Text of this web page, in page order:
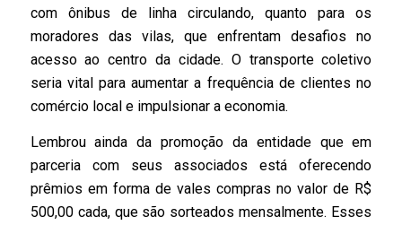
com ônibus de linha circulando, quanto para os
moradores das vilas, que enfrentam desafios no
acesso ao centro da cidade. O transporte coletivo
seria vital para aumentar a frequência de clientes no
comércio local e impulsionar a economia.
Lembrou ainda da promoção da entidade que em
parceria com seus associados está oferecendo
prêmios em forma de vales compras no valor de R$
500,00 cada, que são sorteados mensalmente. Esses